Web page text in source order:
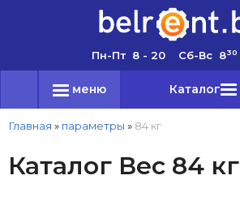
Пн-Пт 8 - 20 Сб-Вс 830
меню Каталог
Главная » параметры » 84 кг
Каталог Вес 84 кг